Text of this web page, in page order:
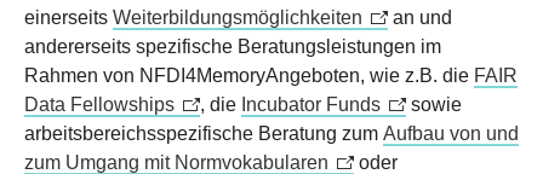
einerseits Weiterbildungsmöglichkeiten
an und
andererseits spezifische Beratungsleistungen im
Rahmen von NFDI4MemoryAngeboten, wie z.B. die FAIR
Data Fellowships
, die Incubator Funds
sowie
arbeitsbereichsspezifische Beratung zum Aufbau von und
zum Umgang mit Normvokabularen
oder